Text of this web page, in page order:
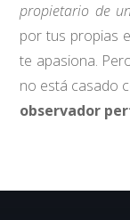
propietario de
por tus propias
te apasiona.
no está casado
observador